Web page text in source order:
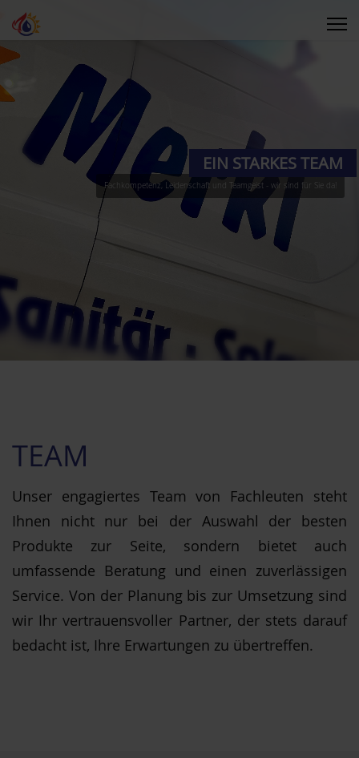
Fachkompetenz, Leidenschaft und Teamgeist - wir sind für Sie da!
EIN STARKES TEAM
TEAM
Unser engagiertes Team von Fachleuten steht
Ihnen nicht nur bei der Auswahl der besten
Produkte zur Seite, sondern bietet auch
umfassende Beratung und einen zuverlässigen
Service. Von der Planung bis zur Umsetzung sind
wir Ihr vertrauensvoller Partner, der stets darauf
bedacht ist, Ihre Erwartungen zu übertreffen.